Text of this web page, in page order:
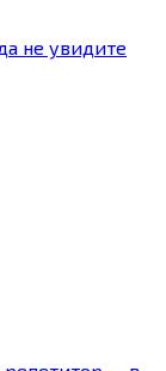
не увидите